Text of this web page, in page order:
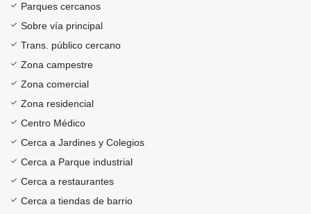
Parques cercanos
Sobre vía principal
Trans. público cercano
Zona campestre
Zona comercial
Zona residencial
Centro Médico
Cerca a Jardines y Colegios
Cerca a Parque industrial
Cerca a restaurantes
Cerca a tiendas de barrio